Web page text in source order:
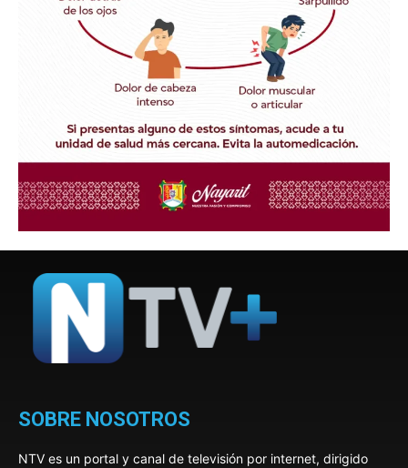
SOBRE NOSOTROS
NTV es un portal y canal de televisión por internet, dirigido